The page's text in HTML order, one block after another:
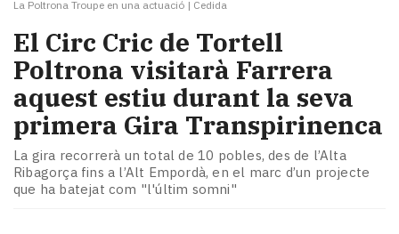
La Poltrona Troupe en una actuació | Cedida
El Circ Cric de Tortell
Poltrona visitarà Farrera
aquest estiu durant la seva
primera Gira Transpirinenca
La gira recorrerà un total de 10 pobles, des de l’Alta
Ribagorça fins a l’Alt Empordà, en el marc d’un projecte
que ha batejat com "l'últim somni"